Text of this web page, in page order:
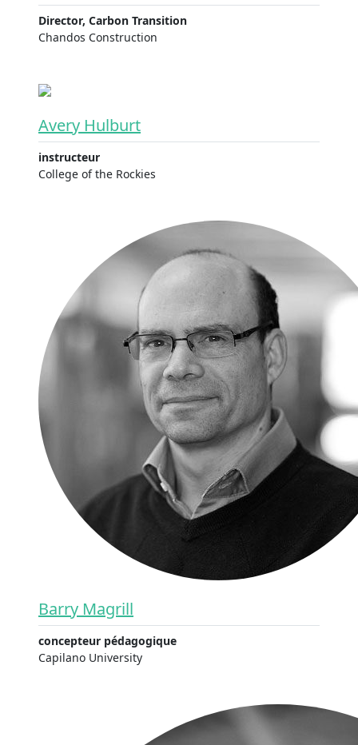
Director, Carbon Transition
Chandos Construction
Avery Hulburt
instructeur
College of the Rockies
Barry Magrill
concepteur pédagogique
Capilano University